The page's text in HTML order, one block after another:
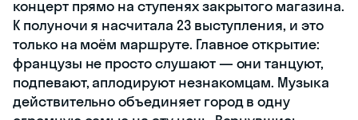
концерт прямо на ступенях закрытого магазина.
К полуночи я насчитала 23 выступления, и это
только на моём маршруте. Главное открытие:
французы не просто слушают — они танцуют,
подпевают, аплодируют незнакомцам. Музыка
действительно объединяет город в одну